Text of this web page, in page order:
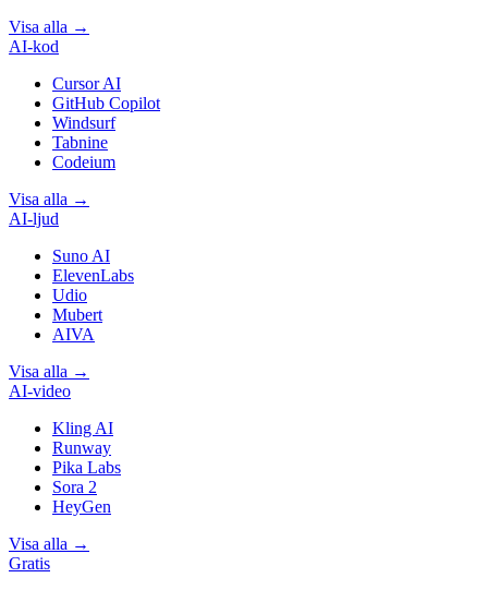
Visa alla →
AI-kod
Cursor AI
GitHub Copilot
Windsurf
Tabnine
Codeium
Visa alla →
AI-ljud
Suno AI
ElevenLabs
Udio
Mubert
AIVA
Visa alla →
AI-video
Kling AI
Runway
Pika Labs
Sora 2
HeyGen
Visa alla →
Gratis